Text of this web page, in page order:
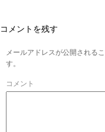
コメントを残す
メールアドレスが公開される
す。
コメント